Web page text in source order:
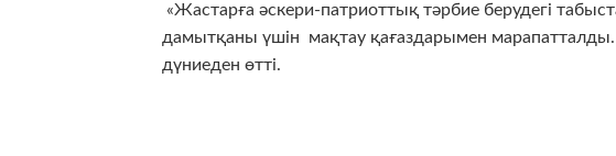
«Жастарға әскери-патриоттық тәрбие берудегі
дамытқаны үшін мақтау қағаздарымен
дүниеден өтті.